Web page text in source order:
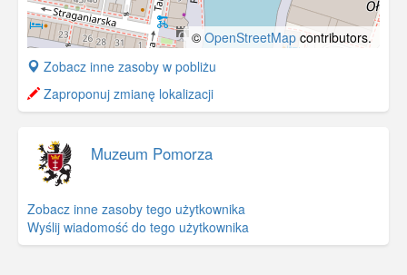
© OpenStreetMap contributors.
+
−
Zobacz inne zasoby w pobliżu
Zaproponuj zmianę lokalizacji
Muzeum Pomorza
Zobacz inne zasoby tego użytkownika
Wyślij wiadomość do tego użytkownika